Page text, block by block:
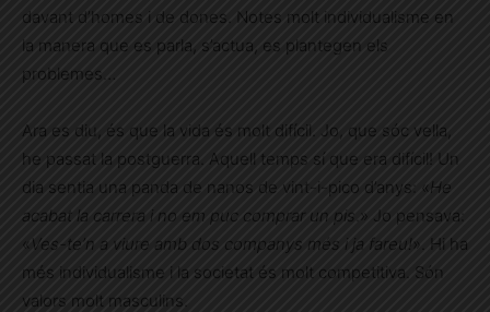
davant d’homes i de dones. Notes molt individualisme en
la manera que es parla, s’actua, es plantegen els
problemes…
Ara es diu, és que la vida és molt difícil. Jo, que sóc vella,
he passat la postguerra. Aquell temps sí que era difícil! Un
dia sentia una panda de nanos de vint-i-pico d’anys: «He
acabat la carrera i no em puc comprar un pis .» Jo pensava:
« Ves-te’n a viure amb dos companys més i ja fareu!». Hi ha
més individualisme i la societat és molt competitiva. Són
valors molt masculins.